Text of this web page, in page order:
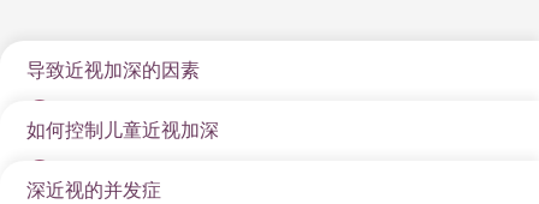
导致近视加深的因素
甚么原因会导致近视加深呢？家族遗传、种族、居住环
境、教育程度、室外活动时间等，皆为影响近视加深的
如何控制儿童近视加深
家长要从多方面控制儿童近视加深情况。生活习惯方
深近视的并发症